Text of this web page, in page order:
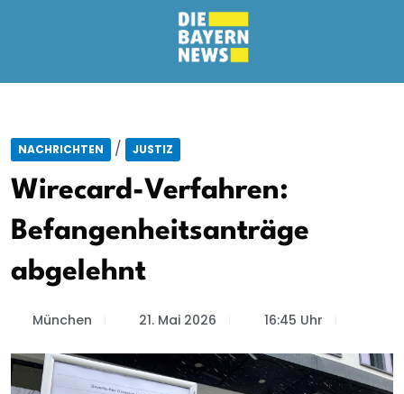
NACHRICHTEN / JUSTIZ
Wirecard-Verfahren:
Befangenheitsanträge
abgelehnt
München 21. Mai 2026 16:45 Uhr